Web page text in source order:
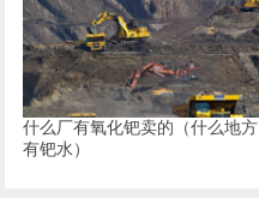
什么厂有氧化钯卖的（什么地方
有钯水）